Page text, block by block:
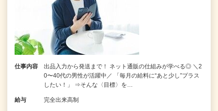
仕事内容
出品入力から発送まで！ ネット通販の仕組みが学べる◎ ＼2
0〜40代の男性が活躍中／ 「毎月の給料に“あと少し”プラス
したい！」 ⇒そんな〈目標〉を…
給与 完全出来高制